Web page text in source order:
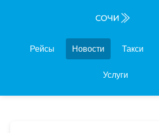
Рейсы Новости Такси
Услуги